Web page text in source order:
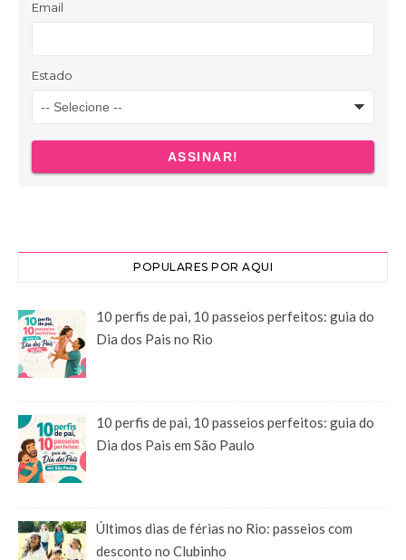
POPULARES POR AQUI
10 perfis de pai, 10 passeios perfeitos: guia do
Dia dos Pais no Rio
10 perfis de pai, 10 passeios perfeitos: guia do
Dia dos Pais em São Paulo
Últimos dias de férias no Rio: passeios com
desconto no Clubinho